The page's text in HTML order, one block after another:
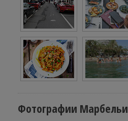
Фотографии Марбельи